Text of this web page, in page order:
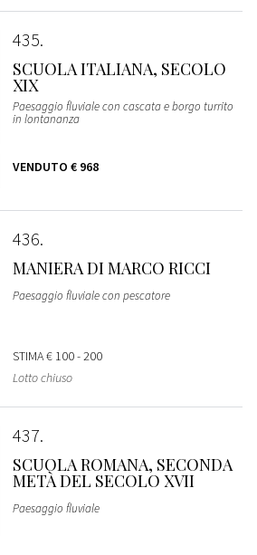
435
SCUOLA ITALIANA, SECOLO
XIX
Paesaggio fluviale con cascata e borgo turrito
in lontananza
VENDUTO € 968
436
MANIERA DI MARCO RICCI
Paesaggio fluviale con pescatore
STIMA€ 100 - 200
Lotto chiuso
437
SCUOLA ROMANA, SECONDA
METÀ DEL SECOLO XVII
Paesaggio fluviale